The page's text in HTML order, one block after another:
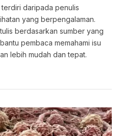
daripada penulis
yang berpengalaman.
berdasarkan sumber yang
pembaca memahami isu
lebih mudah dan tepat.